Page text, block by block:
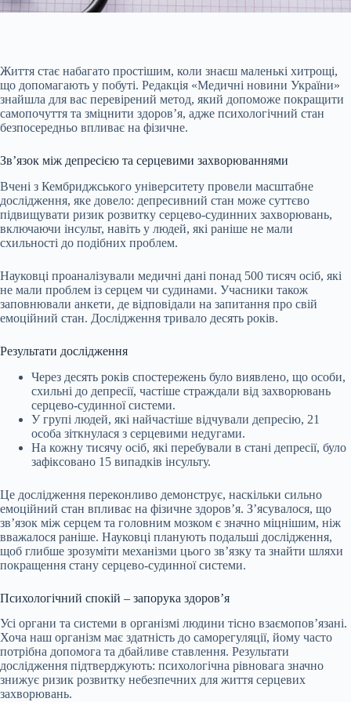
Життя стає набагато простішим, коли знаєш маленькі хитрощі,
що допомагають у побуті. Редакція «Медичні новини України»
знайшла для вас перевірений метод, який допоможе покращити
самопочуття та зміцнити здоров’я, адже психологічний стан
безпосередньо впливає на фізичне.
Зв’язок між депресією та серцевими захворюваннями
Вчені з Кембриджського університету провели масштабне
дослідження, яке довело: депресивний стан може суттєво
підвищувати ризик розвитку серцево-судинних захворювань,
включаючи інсульт, навіть у людей, які раніше не мали
схильності до подібних проблем.
Науковці проаналізували медичні дані понад 500 тисяч осіб, які
не мали проблем із серцем чи судинами. Учасники також
заповнювали анкети, де відповідали на запитання про свій
емоційний стан. Дослідження тривало десять років.
Результати дослідження
Через десять років спостережень було виявлено, що особи,
схильні до депресії, частіше страждали від захворювань
серцево-судинної системи.
У групі людей, які найчастіше відчували депресію, 21
особа зіткнулася з серцевими недугами.
На кожну тисячу осіб, які перебували в стані депресії, було
зафіксовано 15 випадків інсульту.
Це дослідження переконливо демонструє, наскільки сильно
емоційний стан впливає на фізичне здоров’я. З’ясувалося, що
зв’язок між серцем та головним мозком є значно міцнішим, ніж
вважалося раніше. Науковці планують подальші дослідження,
щоб глибше зрозуміти механізми цього зв’язку та знайти шляхи
покращення стану серцево-судинної системи.
Психологічний спокій – запорука здоров’я
Усі органи та системи в організмі людини тісно взаємопов’язані.
Хоча наш організм має здатність до саморегуляції, йому часто
потрібна допомога та дбайливе ставлення. Результати
дослідження підтверджують: психологічна рівновага значно
знижує ризик розвитку небезпечних для життя серцевих
захворювань.